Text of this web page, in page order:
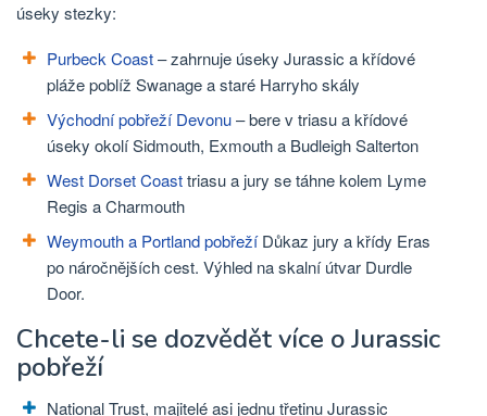
úseky stezky:
Purbeck Coast– zahrnuje úseky Jurassic a křídové
pláže poblíž Swanage a staré Harryho skály
Východní pobřeží Devonu– bere v triasu a křídové
úseky okolí Sidmouth, Exmouth a Budleigh Salterton
West Dorset Coasttriasu a jury se táhne kolem Lyme
Regis a Charmouth
Weymouth a Portland pobřežíDůkaz jury a křídy Eras
po náročnějších cest. Výhled na skalní útvar Durdle
Door.
Chcete-li se dozvědět více o Jurassic
pobřeží
National Trust, majitelé asi jednu třetinu Jurassic